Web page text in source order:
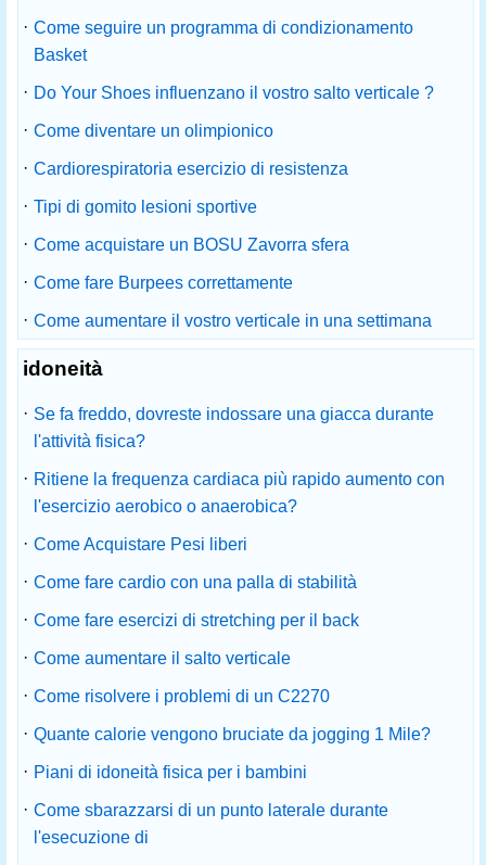
· Come seguire un programma di condizionamento
Basket
· Do Your Shoes influenzano il vostro salto verticale ?
· Come diventare un olimpionico
· Cardiorespiratoria esercizio di resistenza
· Tipi di gomito lesioni sportive
· Come acquistare un BOSU Zavorra sfera
· Come fare Burpees correttamente
· Come aumentare il vostro verticale in una settimana
idoneità
· Se fa freddo, dovreste indossare una giacca durante
l'attività fisica?
· Ritiene la frequenza cardiaca più rapido aumento con
l'esercizio aerobico o anaerobica?
· Come Acquistare Pesi liberi
· Come fare cardio con una palla di stabilità
· Come fare esercizi di stretching per il back
· Come aumentare il salto verticale
· Come risolvere i problemi di un C2270
· Quante calorie vengono bruciate da jogging 1 Mile?
· Piani di idoneità fisica per i bambini
· Come sbarazzarsi di un punto laterale durante
l'esecuzione di